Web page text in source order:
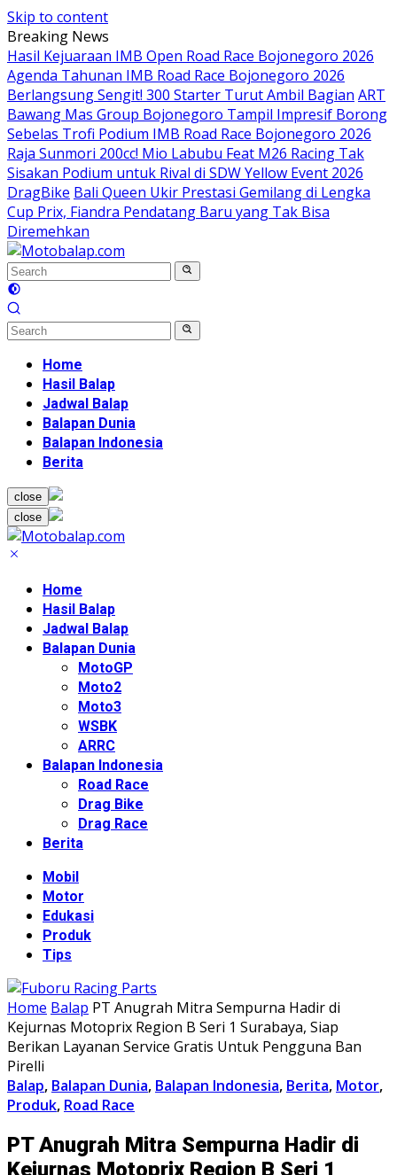
Skip to content
Breaking News
Hasil Kejuaraan IMB Open Road Race Bojonegoro 2026
Agenda Tahunan IMB Road Race Bojonegoro 2026
Berlangsung Sengit! 300 Starter Turut Ambil Bagian ART
Bawang Mas Group Bojonegoro Tampil Impresif Borong
Sebelas Trofi Podium IMB Road Race Bojonegoro 2026
Raja Sunmori 200cc! Mio Labubu Feat M26 Racing Tak
Sisakan Podium untuk Rival di SDW Yellow Event 2026
DragBike Bali Queen Ukir Prestasi Gemilang di Lengka
Cup Prix, Fiandra Pendatang Baru yang Tak Bisa
Diremehkan
Home
Hasil Balap
Jadwal Balap
Balapan Dunia
Balapan Indonesia
Berita
close
close
Home
Hasil Balap
Jadwal Balap
Balapan Dunia
MotoGP
Moto2
Moto3
WSBK
ARRC
Balapan Indonesia
Road Race
Drag Bike
Drag Race
Berita
Mobil
Motor
Edukasi
Produk
Tips
Home Balap PT Anugrah Mitra Sempurna Hadir di
Kejurnas Motoprix Region B Seri 1 Surabaya, Siap
Berikan Layanan Service Gratis Untuk Pengguna Ban
Pirelli
Balap, Balapan Dunia, Balapan Indonesia, Berita, Motor,
Produk, Road Race
PT Anugrah Mitra Sempurna Hadir di
Kejurnas Motoprix Region B Seri 1